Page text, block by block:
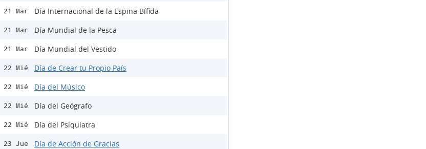
21 Mar Día Internacional de la Espina Bífida
21 Mar Día Mundial de la Pesca
21 Mar Día Mundial del Vestido
22 Mié Día de Crear tu Propio País
22 Mié Día del Músico
22 Mié Día del Geógrafo
22 Mié Día del Psiquiatra
23 Jue Día de Acción de Gracias